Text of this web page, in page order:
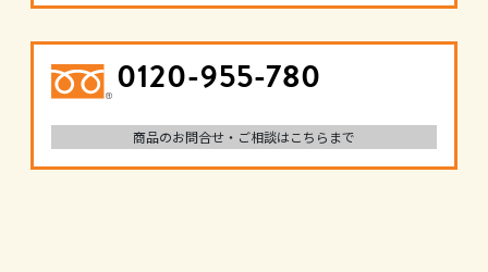
0120-955-780
商品のお問合せ・ご相談はこちらまで